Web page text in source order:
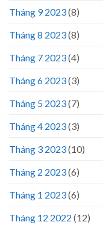
Tháng 9 2023(8)
Tháng 8 2023(8)
Tháng 7 2023(4)
Tháng 6 2023(3)
Tháng 5 2023(7)
Tháng 4 2023(3)
Tháng 3 2023(10)
Tháng 2 2023(6)
Tháng 1 2023(6)
Tháng 12 2022 (12)